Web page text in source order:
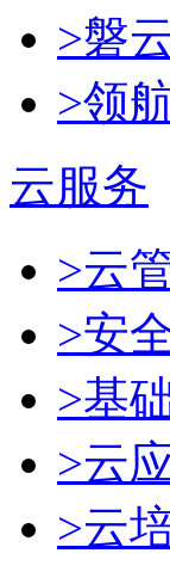
>磐
>领
云服务
>云
>安
>基
>云
>云